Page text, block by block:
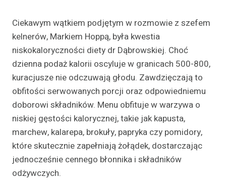
Ciekawym wątkiem podjętym w rozmowie z szefem
kelnerów, Markiem Hoppą, była kwestia
niskokaloryczności diety dr Dąbrowskiej. Choć
dzienna podaż kalorii oscyluje w granicach 500-800,
kuracjusze nie odczuwają głodu. Zawdzięczają to
obfitości serwowanych porcji oraz odpowiedniemu
doborowi składników. Menu obfituje w warzywa o
niskiej gęstości kalorycznej, takie jak kapusta,
marchew, kalarepa, brokuły, papryka czy pomidory,
które skutecznie zapełniają żołądek, dostarczając
jednocześnie cennego błonnika i składników
odżywczych.